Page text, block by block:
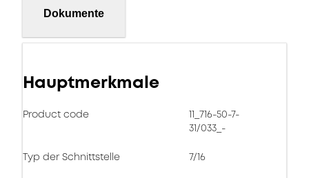
Dokumente
Hauptmerkmale
Product code
11_716-50-7-
31/033_-
Typ der Schnittstelle 7/16